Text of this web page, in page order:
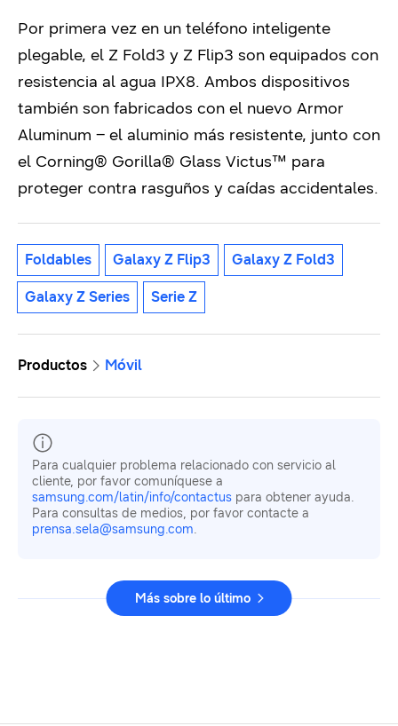
Por primera vez en un teléfono inteligente
plegable, el Z Fold3 y Z Flip3 son equipados con
resistencia al agua IPX8. Ambos dispositivos
también son fabricados con el nuevo Armor
Aluminum – el aluminio más resistente, junto con
el Corning® Gorilla® Glass Victus™ para
proteger contra rasguños y caídas accidentales.
Foldables Galaxy Z Flip3 Galaxy Z Fold3
Galaxy Z Series Serie Z
Productos Móvil
Para cualquier problema relacionado con servicio al
cliente, por favor comuníquese a
samsung.com/latin/info/contactus para obtener ayuda.
Para consultas de medios, por favor contacte a
prensa.sela@samsung.com.
Más sobre lo último